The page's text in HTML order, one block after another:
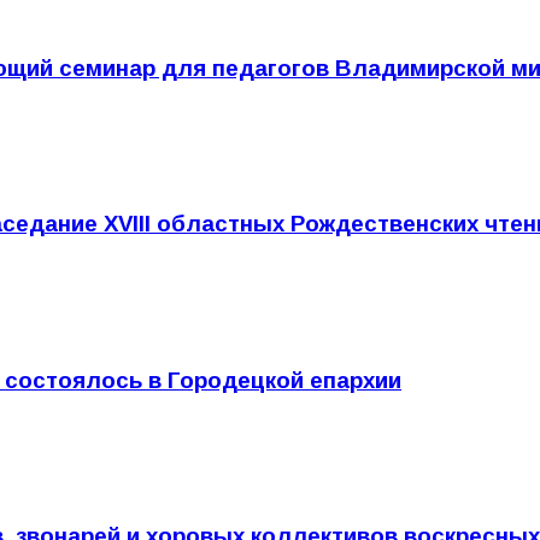
семинар для педагогов Владимирской
XVIII областных Рождественских
в Городецкой епархии